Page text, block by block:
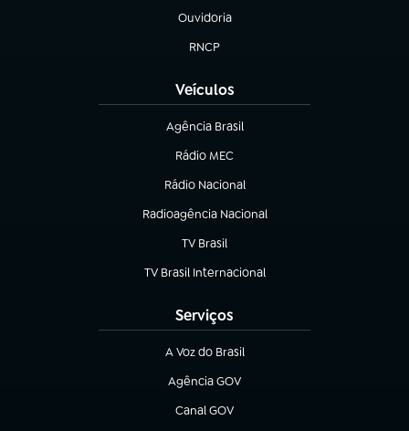
Ouvidoria
(abre em nova aba)
RNCP
(abre em nova aba)
Veículos
Agência Brasil
(abre em nova aba)
Rádio MEC
Rádio Nacional
(abre em nova aba)
Radioagência Nacional
(abre em nova aba)
TV Brasil
(abre em nova aba)
TV Brasil Internacional
(abre em nova aba)
Serviços
A Voz do Brasil
(abre em nova aba)
Agência GOV
(abre em nova aba)
Canal GOV
(abre em nova aba)